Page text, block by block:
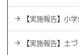
【実施報告】小
【実施報告】土